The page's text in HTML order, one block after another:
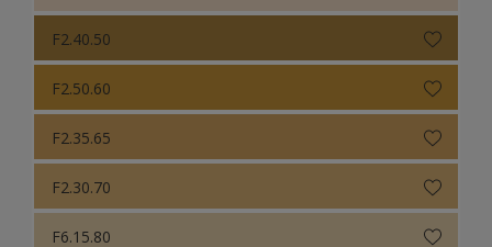
F2.40.50
F2.50.60
F2.35.65
F2.30.70
F6.15.80